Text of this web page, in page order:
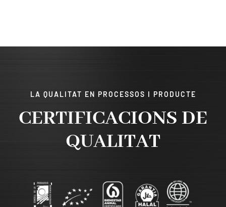
LA QUALITAT EN PROCESSOS I PRODUCTE
CERTIFICACIONS DE
QUALITAT